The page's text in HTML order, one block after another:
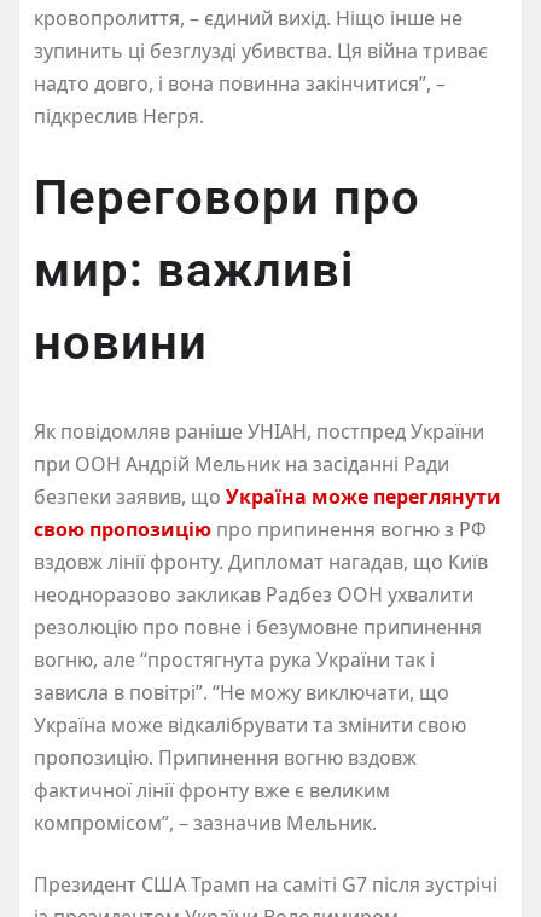
кровопролиття, – єдиний вихід. Ніщо інше не
зупинить ці безглузді убивства. Ця війна триває
надто довго, і вона повинна закінчитися”, –
підкреслив Негря.
Переговори про
мир: важливі
новини
Як повідомляв раніше УНІАН, постпред України
при ООН Андрій Мельник на засіданні Ради
безпеки заявив, що Україна може переглянути
свою пропозицію про припинення вогню з РФ
вздовж лінії фронту. Дипломат нагадав, що Київ
неодноразово закликав Радбез ООН ухвалити
резолюцію про повне і безумовне припинення
вогню, але “простягнута рука України так і
зависла в повітрі”. “Не можу виключати, що
Україна може відкалібрувати та змінити свою
пропозицію. Припинення вогню вздовж
фактичної лінії фронту вже є великим
компромісом”, – зазначив Мельник.
Президент США Трамп на саміті G7 після зустрічі